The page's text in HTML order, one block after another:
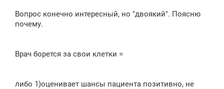
б
щ
Вопрос конечно интересный, но "двоякий". Поясню
почему.
Врач борется за свои клетки =
либо 1)оценивает шансы пациента позитивно, не